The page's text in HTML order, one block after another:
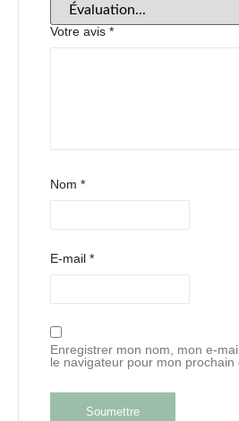
Votre avis *
Nom *
E-mail *
Enregistrer mon nom, mon e-
le navigateur pour mon prochain